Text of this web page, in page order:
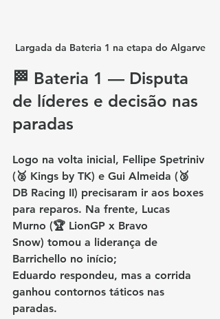
Largada da Bateria 1 na etapa do Algarve
🏁 Bateria 1 — Disputa
de líderes e decisão nas
paradas
Logo na volta inicial, Fellipe Spetriniv
(🥈 Kings by TK) e Gui Almeida (🥉
DB Racing II) precisaram ir aos boxes
para reparos. Na frente, Lucas
Murno (🏆 LionGP x Bravo
Snow) tomou a liderança de
Barrichello no início;
Eduardo respondeu, mas a corrida
ganhou contornos táticos nas
paradas.